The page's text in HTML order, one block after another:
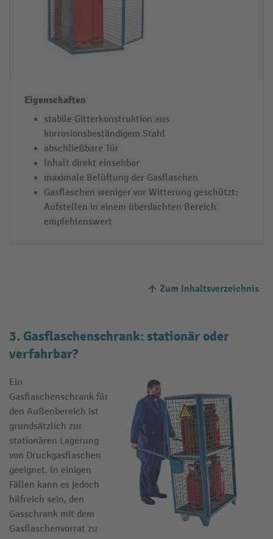
stabile Gitterkonstruktion aus
korrosionsbeständigem Stahl
abschließbare Tür
Inhalt direkt einsehbar
maximale Belüftung der Gasflaschen
Gasflaschen weniger vor Witterung geschützt:
Aufstellen in einem überdachten Bereich
empfehlenswert
Zum Inhaltsverzeichnis
3. Gasflaschenschrank: stationär oder
verfahrbar?
Ein
Gasflaschenschrank für
den Außenbereich ist
grundsätzlich zur
stationären Lagerung
von Druckgasflaschen
geeignet. In einigen
Fällen kann es jedoch
hilfreich sein, den
Gasschrank mit dem
Gasflaschenvorrat zu